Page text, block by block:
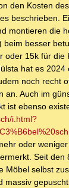
den Kosten
beschrieben.
montieren die
beim besser
oder 15k für die
hat es 2024
noch recht
an. Auch im
ist ebenso
i.html?
oder
Seit den
Möbel selbst
massiv